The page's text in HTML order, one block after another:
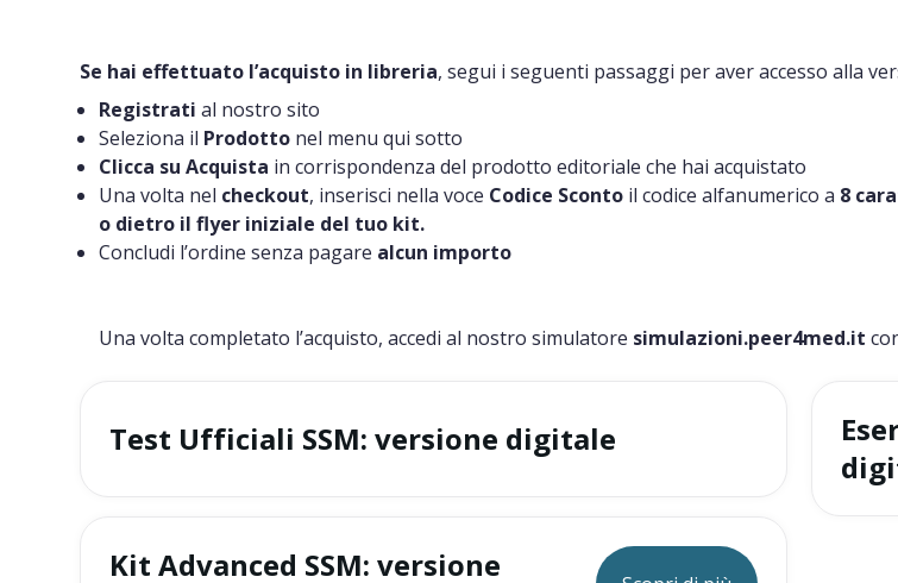
Se hai effettuato l’acquisto in libreria, segui i seguenti passaggi per aver accesso alla
Registrati al nostro sito
Seleziona il Prodotto nel menu qui sotto
Clicca su Acquista in corrispondenza del prodotto editoriale che hai acquistato
Una volta nel checkout, inserisci nella voce Codice Sconto il codice alfanumerico a 8
o dietro il flyer iniziale del tuo kit.
Concludi l’ordine senza pagare alcun importo
Una volta completato l’acquisto, accedi al nostro simulatore simulazioni.peer4med.it
Test Ufficiali SSM: versione digitale
Kit Advanced SSM: versione